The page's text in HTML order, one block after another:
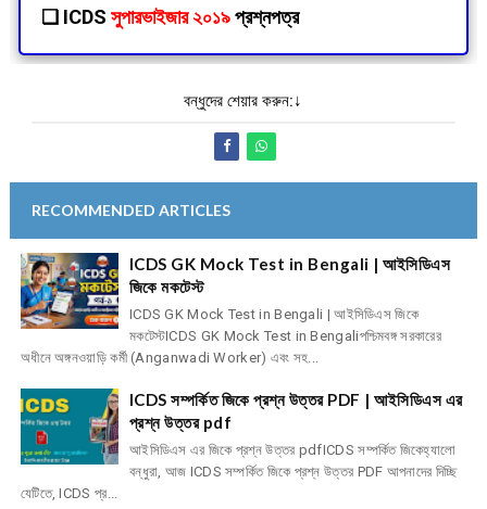
❏ ICDS সুপারভাইজার ২০১৯প্রশ্নপত্র
বন্ধুদের শেয়ার করুন:↓
RECOMMENDED ARTICLES
ICDS GK Mock Test in Bengali | আইসিডিএস
জিকে মকটেস্ট
ICDS GK Mock Test in Bengali | আইসিডিএস জিকে
মকটেস্টICDS GK Mock Test in Bengaliপশ্চিমবঙ্গ সরকারের
অধীনে অঙ্গনওয়াড়ি কর্মী (Anganwadi Worker) এবং সহ...
ICDS সম্পর্কিত জিকে প্রশ্ন উত্তর PDF | আইসিডিএস এর
প্রশ্ন উত্তর pdf
আইসিডিএস এর জিকে প্রশ্ন উত্তর pdfICDS সম্পর্কিত জিকেহ্যালো
বন্ধুরা, আজ ICDS সম্পর্কিত জিকে প্রশ্ন উত্তর PDF আপনাদের দিচ্ছি
যেটিতে, ICDS প্র...